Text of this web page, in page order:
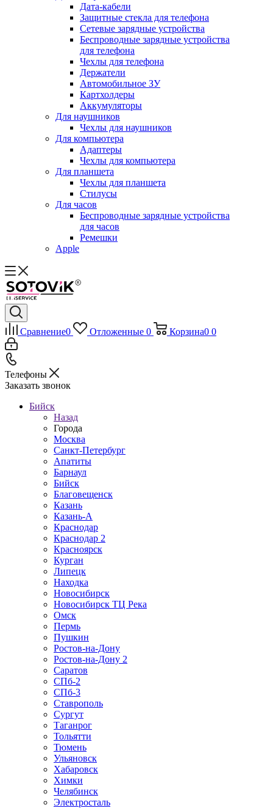
Дата-кабели
Защитные стекла для телефона
Сетевые зарядные устройства
Беспроводные зарядные устройства
для телефона
Чехлы для телефона
Держатели
Автомобильное ЗУ
Картхолдеры
Аккумуляторы
Для наушников
Чехлы для наушников
Для компьютера
Адаптеры
Чехлы для компьютера
Для планшета
Чехлы для планшета
Стилусы
Для часов
Беспроводные зарядные устройства
для часов
Ремешки
Apple
Сравнение0 Отложенные 0 Корзина0 0
Телефоны
Заказать звонок
Бийск
Назад
Города
Москва
Санкт-Петербург
Апатиты
Барнаул
Бийск
Благовещенск
Казань
Казань-А
Краснодар
Краснодар 2
Красноярск
Курган
Липецк
Находка
Новосибирск
Новосибирск ТЦ Река
Омск
Пермь
Пушкин
Ростов-на-Дону
Ростов-на-Дону 2
Саратов
СПб-2
СПб-3
Ставрополь
Сургут
Таганрог
Тольятти
Тюмень
Ульяновск
Хабаровск
Химки
Челябинск
Электросталь